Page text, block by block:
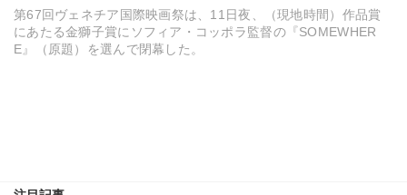
第67回ヴェネチア国際映画祭は、11日夜、（現地時間）作品賞
にあたる金獅子賞にソフィア・コッポラ監督の『SOMEWHER
E』（原題）を選んで閉幕した。